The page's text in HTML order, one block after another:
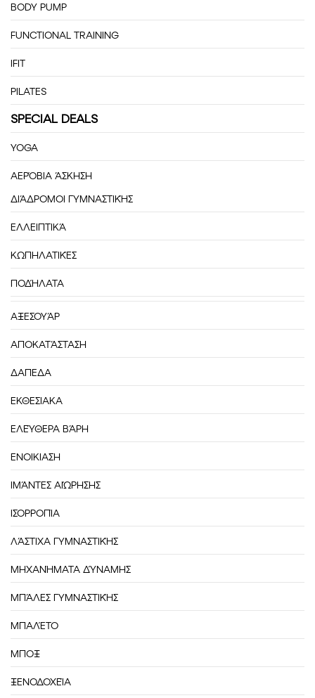
BODY PUMP
FUNCTIONAL TRAINING
IFIT
PILATES
SPECIAL DEALS
YOGA
ΑΕΡΌΒΙΑ ΆΣΚΗΣΗ
ΔΙΆΔΡΟΜΟΙ ΓΥΜΝΑΣΤΙΚΉΣ
ΕΛΛΕΙΠΤΙΚΆ
ΚΩΠΗΛΑΤΙΚΈΣ
ΠΟΔΉΛΑΤΑ
ΑΞΕΣΟΥΆΡ
ΑΠΟΚΑΤΆΣΤΑΣΗ
ΔΑΠΕΔΑ
ΕΚΘΕΣΙΑΚΑ
ΕΛΕΎΘΕΡΑ ΒΆΡΗ
ΕΝΟΙΚΙΑΣΗ
ΙΜΆΝΤΕΣ ΑΙΏΡΗΣΗΣ
ΙΣΟΡΡΟΠΊΑ
ΛΆΣΤΙΧΑ ΓΥΜΝΑΣΤΙΚΉΣ
ΜΗΧΑΝΉΜΑΤΑ ΔΎΝΑΜΗΣ
ΜΠΆΛΕΣ ΓΥΜΝΑΣΤΙΚΉΣ
ΜΠΑΛΈΤΟ
ΜΠΟΞ
ΞΕΝΟΔΟΧΕΊΑ